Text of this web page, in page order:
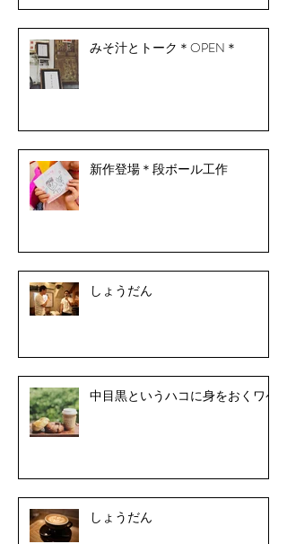
みそ汁とトーク＊OPEN＊
新作登場＊段ボール工作
しょうだん
中目黒というハコに身をおくワケ
しょうだん